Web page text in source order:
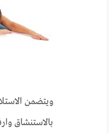
ويتضمن
بالاستنشاق